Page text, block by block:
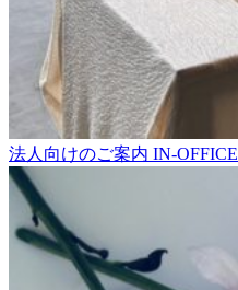
法人向けのご案内 IN-OFFICE